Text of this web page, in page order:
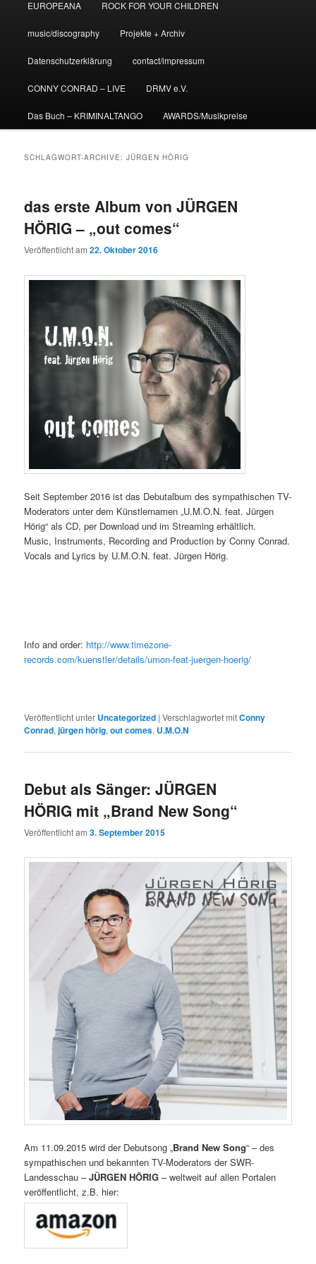
EUROPEANA ROCK FOR YOUR CHILDREN
music/discography Projekte + Archiv
Datenschutzerklärung contact/impressum
CONNY CONRAD – LIVE DRMV e.V.
Das Buch – KRIMINALTANGO AWARDS/Musikpreise
SCHLAGWORT-ARCHIVE:JÜRGEN HÖRIG
das erste Album von JÜRGEN
HÖRIG – „out comes“
Veröffentlicht am22. Oktober 2016
Seit September 2016 ist das Debutalbum des sympathischen TV-
Moderators unter dem Künstlernamen „U.M.O.N. feat. Jürgen
Hörig“ als CD, per Download und im Streaming erhältlich.
Music, Instruments, Recording and Production by Conny Conrad.
Vocals and Lyrics by U.M.O.N. feat. Jürgen Hörig.
Info and order: http://www.timezone-
records.com/kuenstler/details/umon-feat-juergen-hoerig/
Veröffentlicht unter Uncategorized |Verschlagwortet mitConny
Conrad,jürgen hörig,out comes, U.M.O.N
Debut als Sänger: JÜRGEN
HÖRIG mit „Brand New Song“
Veröffentlicht am3. September 2015
Am 11.09.2015 wird der Debutsong „Brand New Song“ – des
sympathischen und bekannten TV-Moderators der SWR-
Landesschau –JÜRGEN HÖRIG – weltweit auf allen Portalen
veröffentlicht, z.B. hier: